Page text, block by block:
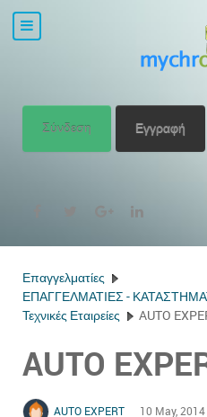
Σύνδεση Εγγραφή
Επαγγελματίες
ΕΠΑΓΓΕΛΜΑΤΙΕΣ -
Τεχνικές Εταιρείες
AUTO
AUTO
AUTO EXPERT 10 May, 2014